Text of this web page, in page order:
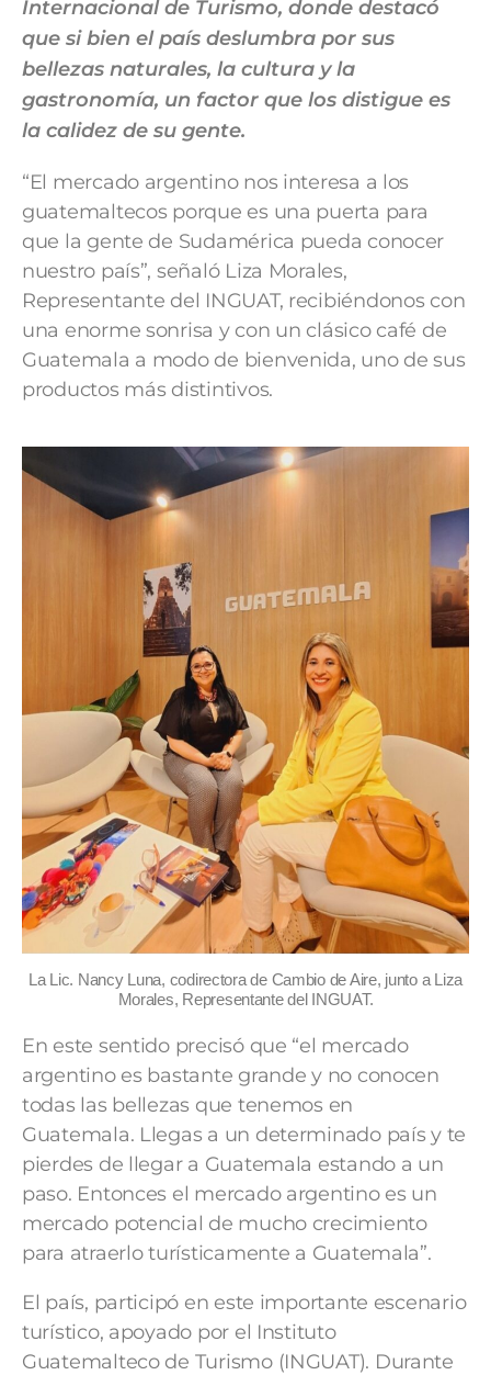
Internacional de Turismo, donde destacó
que si bien el país deslumbra por sus
bellezas naturales, la cultura y la
gastronomía, un factor que los distigue es
la calidez de su gente.
“El mercado argentino nos interesa a los
guatemaltecos porque es una puerta para
que la gente de Sudamérica pueda conocer
nuestro país”, señaló Liza Morales,
Representante del INGUAT, recibiéndonos con
una enorme sonrisa y con un clásico café de
Guatemala a modo de bienvenida, uno de sus
productos más distintivos.
La Lic. Nancy Luna, codirectora de Cambio de Aire, junto a Liza
Morales, Representante del INGUAT.
En este sentido precisó que “el mercado
argentino es bastante grande y no conocen
todas las bellezas que tenemos en
Guatemala. Llegas a un determinado país y te
pierdes de llegar a Guatemala estando a un
paso. Entonces el mercado argentino es un
mercado potencial de mucho crecimiento
para atraerlo turísticamente a Guatemala”.
El país, participó en este importante escenario
turístico, apoyado por el Instituto
Guatemalteco de Turismo (INGUAT). Durante